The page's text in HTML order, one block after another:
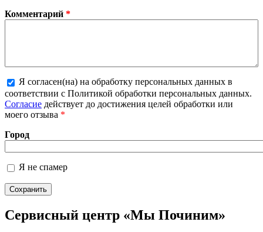
Комментарий *
Более подробная информация о текстовых
форматах
Я согласен(на) на обработку персональных данных в
соответствии с Политикой обработки персональных данных.
Согласие действует до достижения целей обработки или
моего отзыва *
Город
Я не спамер
Я спамер
Сервисный центр «Мы Починим»